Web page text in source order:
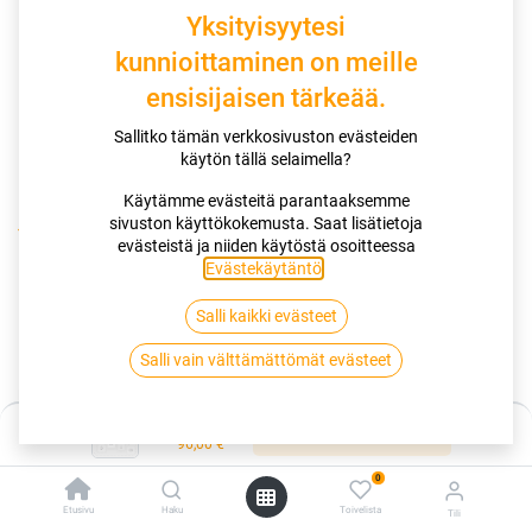
96,00€
Etusivu Haku
0
Toivelista Tili
Kauppa 185/70R14 88T MATADOR MP47 HECTORRA 3
185/70R14 88T MATADOR MP47
HECTORRA 3
Yksityisyytesi
kunnioittaminen on meille
ensisijaisen tärkeää.
Sallitko tämän verkkosivuston evästeiden
käytön tällä selaimella?
Käytämme evästeitä parantaaksemme
sivuston käyttökokemusta. Saat lisätietoja
evästeistä ja niiden käytöstä osoitteessa
Evästekäytäntö
Salli kaikki evästeet
Salli vain välttämättömät evästeet